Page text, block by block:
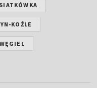
KOŹLE